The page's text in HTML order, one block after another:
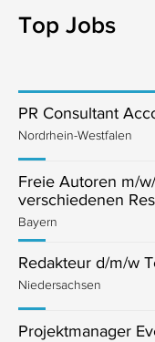
Top Jobs
PR Consultant
Nordrhein-Westfalen
Freie Autoren m/
verschiedenen
Bayern
Redakteur d/m/w
Niedersachsen
Projektmanager